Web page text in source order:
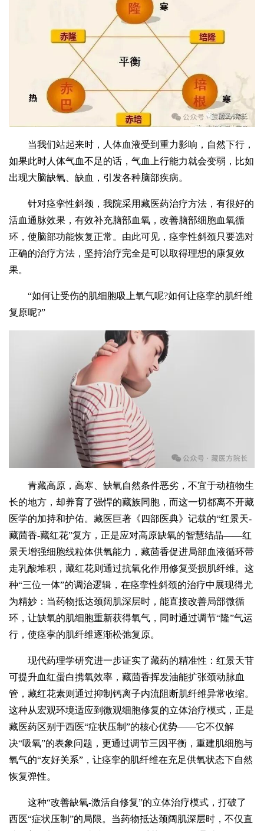
当我们站起来时，人体血液受到重力影响，自然下行，
如果此时人体气血不足的话，气血上行能力就会变弱，比如
出现大脑缺氧、缺血，引发各种脑部疾病。
针对痉挛性斜颈，我院采用藏医药治疗方法，有很好的
活血通脉效果，有效补充脑部血氧，改善脑部细胞血氧循
环，使脑部功能恢复正常。由此可见，痉挛性斜颈只要选对
正确的治疗方法，坚持治疗完全是可以取得理想的康复效
果。
“如何让受伤的肌细胞吸上氧气呢?如何让痉挛的肌纤维
复原呢?”
青藏高原，高寒、缺氧自然条件恶劣，不宜于动植物生
长的地方，却养育了强悍的藏族同胞，而这一切都离不开藏
医学的加持和护佑。藏医巨著《四部医典》记载的“红景天-
藏茴香-藏红花”复方，正是应对高原缺氧的智慧结晶——红
景天增强细胞线粒体供氧能力，藏茴香促进局部血液循环带
走乳酸堆积，藏红花则通过抗氧化作用修复受损肌纤维。这
种“三位一体”的调治逻辑，在痉挛性斜颈的治疗中展现得尤
为精妙：当药物抵达颈阔肌深层时，能直接改善局部微循
环，让缺氧的肌细胞重新获得氧气，同时通过调节“隆”气运
行，使痉挛的肌纤维逐渐松弛复原。
现代药理学研究进一步证实了藏药的精准性：红景天苷
可提升血红蛋白携氧效率，藏茴香挥发油能扩张颈动脉血
管，藏红花素则通过抑制钙离子内流阻断肌纤维异常收缩。
这种从宏观环境适应到微观细胞修复的立体治疗模式，正是
藏医药区别于西医“症状压制”的核心优势——它不仅解
决“吸氧”的表象问题，更通过调节三因平衡，重建肌细胞与
氧气的“友好关系”，让痉挛的肌纤维在充足供氧状态下自然
恢复弹性。
这种“改善缺氧-激活自修复”的立体治疗模式，打破了
西医“症状压制”的局限。当药物抵达颈阔肌深层时，不仅直